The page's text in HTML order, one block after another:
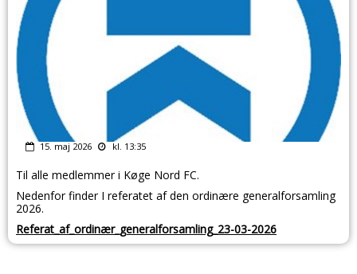
15. maj 2026 kl. 13:35
Til alle medlemmer i Køge Nord FC.
Nedenfor finder I referatet af den ordinære generalforsamling
2026.
Referat_af_ordinær_generalforsamling_23-03-2026